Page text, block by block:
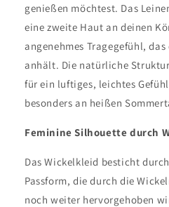
genießen möchtest. Das
eine zweite Haut an deinen
angenehmes Tragegefühl,
anhält. Die natürliche
für ein luftiges, leichtes
besonders an heißen
Feminine Silhouette durch
Das Wickelkleid besticht
Passform, die durch die
noch weiter hervorgehoben